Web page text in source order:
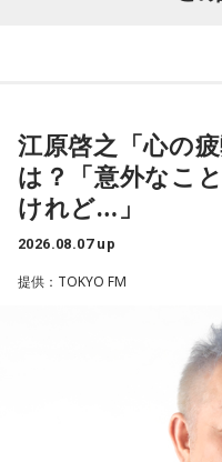
※放送エリア外の方は、プ
だけます。
＜番組概要＞
番組名：JA全農
放送エリア：TOKYO FM
放送日時：毎週土曜
パーソナリティ：遠山大
https://
ほのか・海：ありがとう
潮：「コニファー」はテ
ンディングテーマとなって
ね？
遠山：この楽曲はどこから
ほのか：「これ描いて死
れることがあります。病
いるのですが、心が疲れ
り、夫と新しく家を建てる
仕事がつらいからこそ私生
の心持ちについてアドバ
――患者からの暴言や暴力
過酷な現場で奮闘する看
ことを申し上げるようだ
的なアドバイスを提示し
江原啓之「心の
は？「意外なこ
けれど…」
2026.08.07 up
提供：TOKYO FM